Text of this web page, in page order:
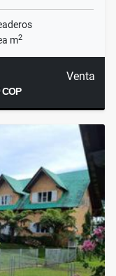
m2
Venta
COP